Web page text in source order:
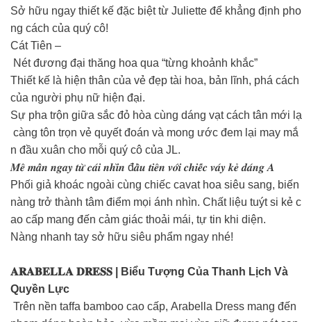
Sở hữu ngay thiết kế đặc biệt từ Juliette để khẳng định pho
ng cách của quý cô!
Cát Tiên –
Nét đương đại thăng hoa qua “từng khoảnh khắc”
Thiết kế là hiện thân của vẻ đẹp tài hoa, bản lĩnh, phá cách
của người phụ nữ hiện đại.
Sự pha trộn giữa sắc đỏ hòa cùng dáng vạt cách tân mới lạ
càng tôn trọn vẻ quyết đoán và mong ước đem lại may mắ
n đầu xuân cho mỗi quý cô của JL.
𝑴𝒆̂ 𝒎𝒂̂̉𝒏 𝒏𝒈𝒂𝒚 𝒕𝒖̛̀ 𝒄𝒂́𝒊 𝒏𝒉𝒊̀𝒏 đ𝒂̂̀𝒖 𝒕𝒊𝒆̂𝒏 𝒗𝒐̛́𝒊 𝒄𝒉𝒊𝒆̂́𝒄 𝒗𝒂́𝒚 𝒌𝒆̉ 𝒅𝒂́𝒏𝒈 𝑨
Phối giả khoác ngoài cùng chiếc cavat hoa siêu sang, biến
nàng trở thành tâm điểm mọi ánh nhìn. Chất liệu tuýt si kẻ c
ao cấp mang đến cảm giác thoải mái, tự tin khi diện.
Nàng nhanh tay sở hữu siêu phẩm ngay nhé!
𝐀𝐑𝐀𝐁𝐄𝐋𝐋𝐀 𝐃𝐑𝐄𝐒𝐒 | Biểu Tượng Của Thanh Lịch Và
Quyền Lực
Trên nền taffa bamboo cao cấp, Arabella Dress mang đến